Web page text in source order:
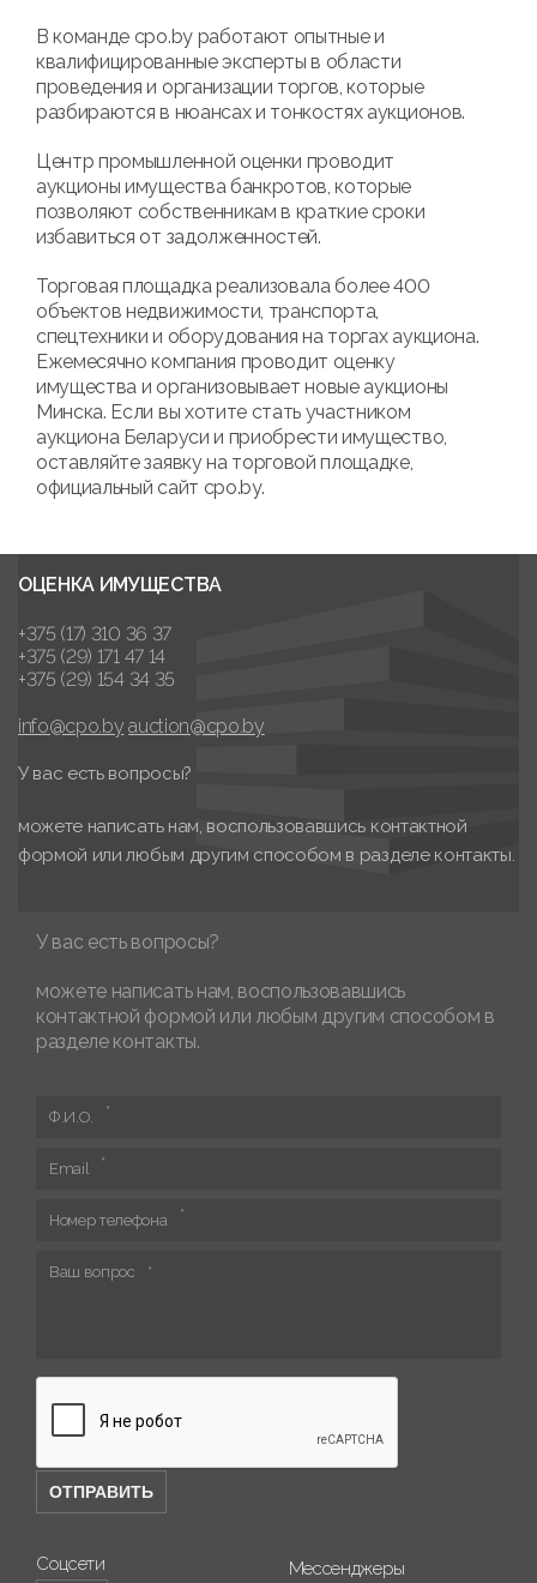
В команде cpo.by работают опытные и
квалифицированные эксперты в области
проведения и организации торгов, которые
разбираются в нюансах и тонкостях аукционов.
Центр промышленной оценки проводит
аукционы имущества банкротов, которые
позволяют собственникам в краткие сроки
избавиться от задолженностей.
Торговая площадка реализовала более 400
объектов недвижимости, транспорта,
спецтехники и оборудования на торгах аукциона.
Ежемесячно компания проводит оценку
имущества и организовывает новые аукционы
Минска. Если вы хотите стать участником
аукциона Беларуси и приобрести имущество,
оставляйте заявку на торговой площадке,
официальный сайт cpo.by.
ОЦЕНКА ИМУЩЕСТВА
+375 (17) 310 36 37
+375 (29) 171 47 14
+375 (29) 154 34 35
info@cpo.by auction@cpo.by
У вас есть вопросы?
можете написать нам, воспользовавшись контактной
формой или любым другим способом в разделе контакты.
У вас есть вопросы?
можете написать нам, воспользовавшись
контактной формой или любым другим способом в
разделе контакты.
Ф.И.О.
Email
Номер телефона
Ваш вопрос
Соцсети Мессенджеры